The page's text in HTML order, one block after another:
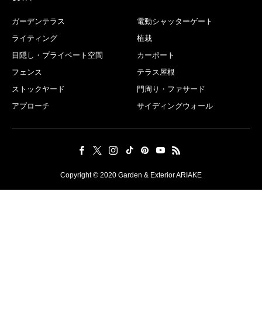
ガーデンテラス
電動シャッターゲート
ライティング
植栽
目隠し・プライベート空間
カーポート
フェンス
テラス屋根
ストックヤード
門周り・ファサード
アプローチ
サイディングウォール
Copyright © 2020 Garden & Exterior ARIAKE